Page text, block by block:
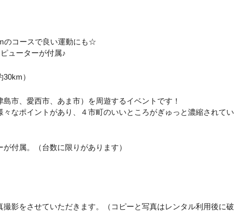
のコースで良い運動にも☆
ューターが付属♪
）
市、愛西市、あま市）を周遊するイベントです！
なポイントがあり、４市町のいいところがぎゅっと濃縮されて
付属。（台数に限りがあります）
影をさせていただきます。（コピーと写真はレンタル利用後に